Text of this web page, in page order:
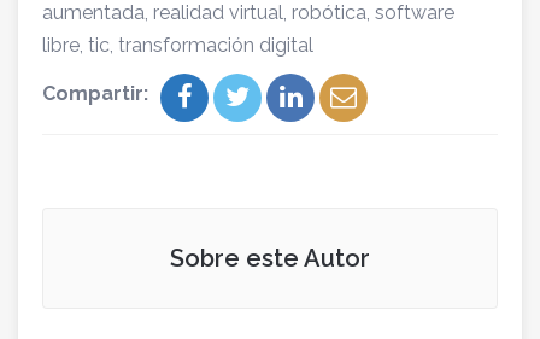
aumentada realidad virtual robótica software
libre tic transformación digital
Compartir:
Sobre este Autor